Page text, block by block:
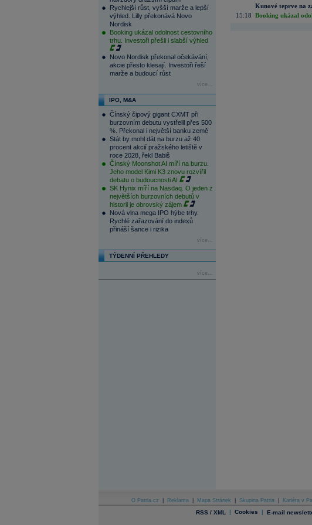
Rychlejší růst, vyšší marže a lepší
výhled. Lilly překonává Novo
Nordisk
Booking ukázal odolnost cestovního
trhu. Investoři přešli i slabší výhled
Novo Nordisk překonal očekávání,
akcie přesto klesají. Investoři řeší
marže a budoucí růst
více...
IPO, M&A
Čínský čipový gigant CXMT při
burzovním debutu vystřelil přes 500
%. Překonal i největší banku země
Stát by mohl dát na burzu až 40
procent akcií pražského letiště v
roce 2028, řekl Babiš
Čínský Moonshot AI míří na burzu.
Jeho model Kimi K3 znovu rozvířil
debatu o budoucnosti AI
SK Hynix míří na Nasdaq. O jeden z
největších burzovních debutů v
historii je obrovský zájem
Nová vlna mega IPO hýbe trhy.
Rychlé zařazování do indexů
přináší šance i rizika
více...
TÝDENNÍ PŘEHLEDY
více...
Kunové teprve na
15:18 Booking ukázal
O Patria.cz Reklama Mapa Stránek Skupina Patria Kariéra v
RSS / XML | Cookies | E-mail